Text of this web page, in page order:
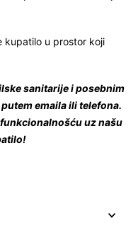
kupatilo u prostor koji
sanitarije i posebnim
emaila ili telefona.
uz našu